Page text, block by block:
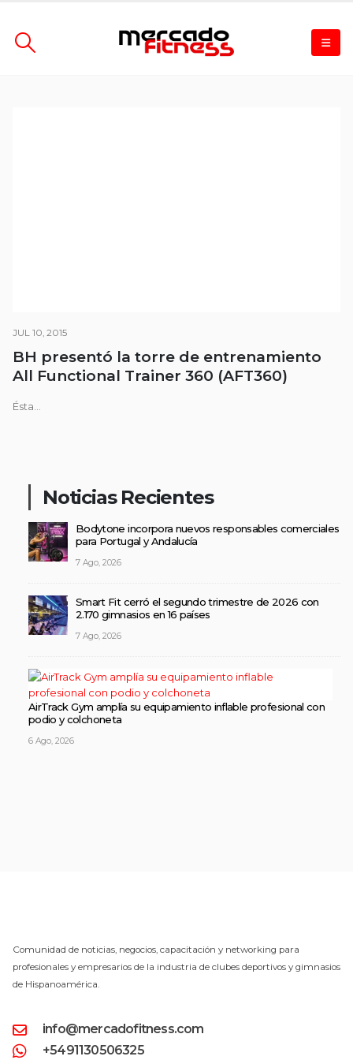
JUL 10, 2015
BH presentó la torre de entrenamiento
All Functional Trainer 360 (AFT360)
Ésta...
Noticias Recientes
Bodytone incorpora nuevos responsables comerciales
para Portugal y Andalucía
7 Ago, 2026
Smart Fit cerró el segundo trimestre de 2026 con
2.170 gimnasios en 16 países
7 Ago, 2026
AirTrack Gym amplía su equipamiento inflable profesional con
podio y colchoneta
6 Ago, 2026
Comunidad de noticias, negocios, capacitación y networking para
profesionales y empresarios de la industria de clubes deportivos y gimnasios
de Hispanoamérica.
info@mercadofitness.com
+5491130506325